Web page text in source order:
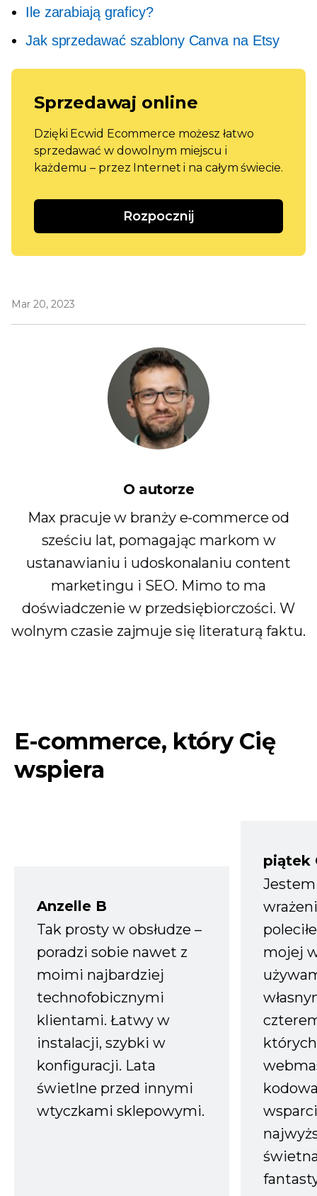
Ile zarabiają graficy?
Jak sprzedawać szablony Canva na Etsy
Sprzedawaj online
Dzięki Ecwid Ecommerce możesz łatwo
sprzedawać w dowolnym miejscu i
każdemu – przez Internet i na całym świecie.
Rozpocznij
Mar 20, 2023
O autorze
Max pracuje w branży e-commerce od
sześciu lat, pomagając markom w
ustanawianiu i udoskonalaniu content
marketingu i SEO. Mimo to ma
doświadczenie w przedsiębiorczości. W
wolnym czasie zajmuje się literaturą faktu.
E-commerce, który Cię
wspiera
Anzelle B
Tak prosty w obsłudze –
poradzi sobie nawet z
moimi najbardziej
technofobicznymi
klientami. Łatwy w
instalacji, szybki w
konfiguracji. Lata
świetlne przed innymi
wtyczkami sklepowymi.
piątek
mojej